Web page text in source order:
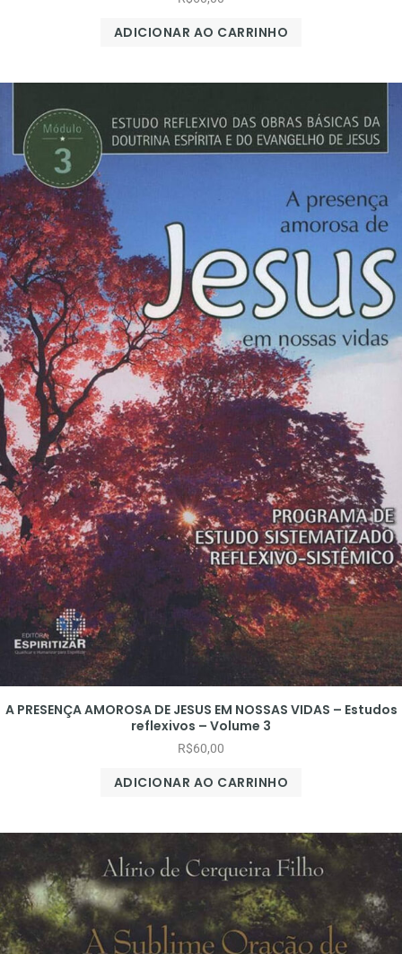
ADICIONAR AO CARRINHO
A PRESENÇA AMOROSA DE JESUS EM NOSSAS VIDAS – Estudos
reflexivos – Volume 3
R$60,00
ADICIONAR AO CARRINHO